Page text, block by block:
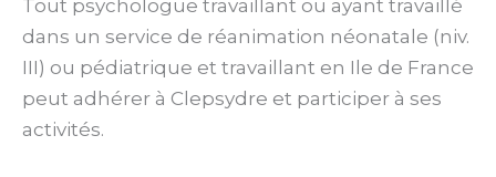
Tout psychologue travaillant ou ayant travaillé
dans un service de réanimation néonatale (niv.
III) ou pédiatrique et travaillant en Ile de France
peut adhérer à Clepsydre et participer à ses
activités.